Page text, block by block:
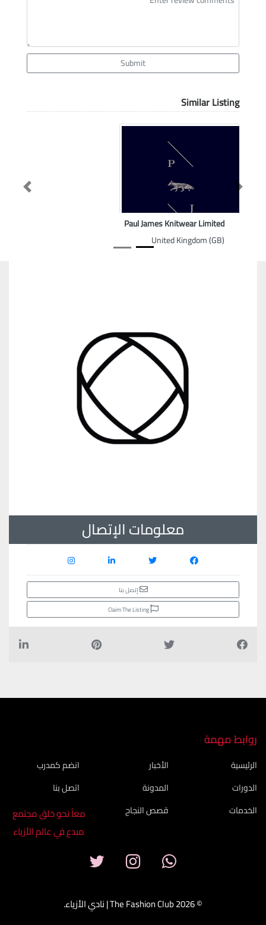
Submit
Similar Listing
Paul James Knitwear Limited
United Kingdom (GB)
Previous Next
معلومات الإتصال
إتصل بنا
Claim The Listing
روابط مهمة
الرئيسية
الدورات
الخدمات
الأخبار
المدونة
قصص النجاح
انضم كمدرب
اتصل بنا
معاً نحو خلق مجتمع
مبدع في عالم الأزياء
© 2026 The Fashion Club | نادي الأزياء.